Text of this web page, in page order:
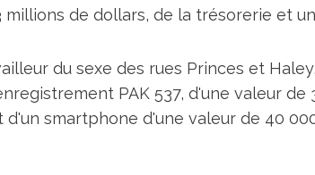
millions de dollars, de la trésorerie et
du sexe des rues Princes et
PAK 537, d'une valeur
d'un smartphone d'une valeur de 40